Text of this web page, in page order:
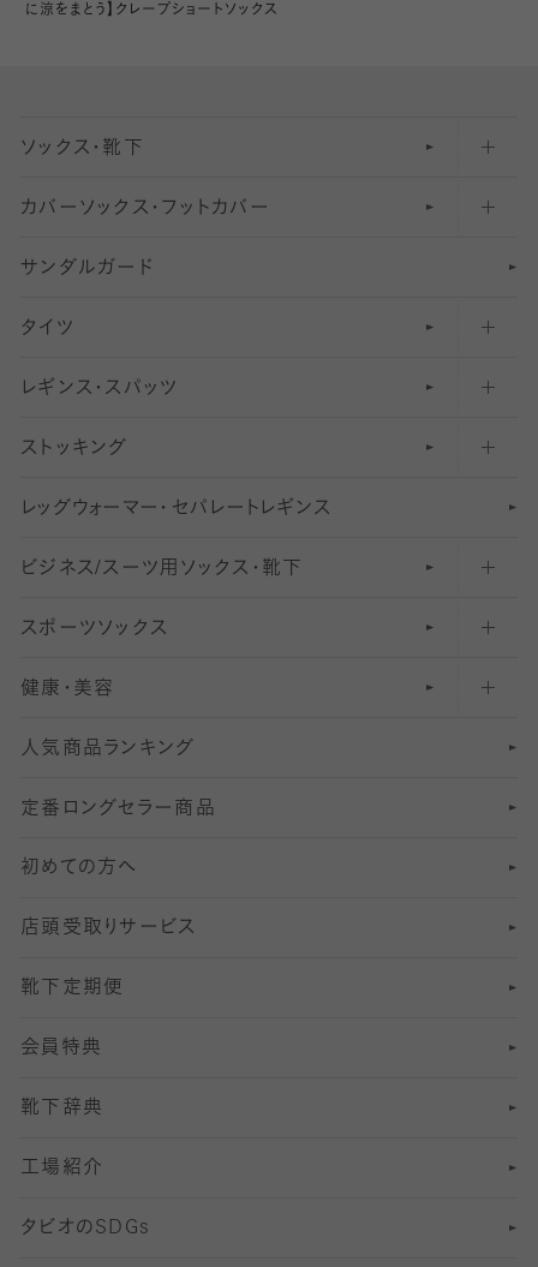
に涼をまとう】クレープショートソックス
ソックス・靴下
五本指ソックス・靴下
足袋ソックス・靴下
無地・プレーンソックス・靴下
柄ソックス・靴下
スニーカー（くるぶし）用ソックス
アンクル・ショートソックス（くるぶし上）
クルーソックス（ふくらはぎ下）
ハイソックス
オーバーニー・ニーハイソックス
カバーソックス・フットカバー
フットカバー・カバーソックス（深め）
フットカバー・カバーソックス（ふつう）
フットカバー・カバーソックス（浅め）
サンダルガード
タイツ
30デニール以下のタイツ（薄手タイツ）
31〜40デニールタイツ
41〜60デニールタイツ
61〜80デニールタイツ
81 〜110デニールタイツ
111〜210デニールタイツ
211デニールタイツ以上（防寒・厚手タイツ）
レギンス・スパッツ
柄レギンス
無地レギンス
レギンスパンツ（レギパン）
マタニティレギンス
5 分丈
6 分丈レギンス
7 分丈 レギンス
8 分丈 レギンス
10分丈 レギンス
12分丈レギンス
13分丈レギンス
ストッキング
伝線しにくいストッキング
ショートストッキング
結婚式用ストッキング
美脚ストッキング
オールスルーストッキング
レッ グ ウォー マー ・ セパレー ト レ ギンス
ビジネス/スーツ用 ソックス・靴下
匠シリーズ
フレッシャーズ向けソックス・靴下
冠婚葬祭向けソックス・靴下
スーツカジュアルソックス・靴下
ロングホーズ
スポーツソックス
ランニングソックス・靴下
ゴルフソックス・靴下
サッカー・フットサル用ソックス
ヨガソックス・靴下
スポーツ用レッグウォーマー
SSサイズ（21～23cm）
Sサイズ（22～25cm）
Mサイズ（25～27cm）
Lサイズ（27～29cm）
健康・美容
インナーソックス
加圧・着圧ソックス
冷えとり靴下
着圧・加圧タイツ
むくみ対策
足の疲れ対策
足の臭い対策
冷え対策
靴ずれ対策
人気商品ランキング
定番ロングセラー商品
初めての方へ
店頭受取りサービス
靴下定期便
会員特典
靴下辞典
工場紹介
タビオのSDGs